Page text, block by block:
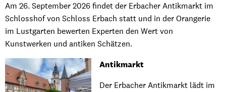
Am 26. September 2026 findet der Erbacher Antikmarkt im
Schlosshof von Schloss Erbach statt und in der Orangerie
im Lustgarten bewerten Experten den Wert von
Kunstwerken und antiken Schätzen.
Antikmarkt
Der Erbacher Antikmarkt lädt im